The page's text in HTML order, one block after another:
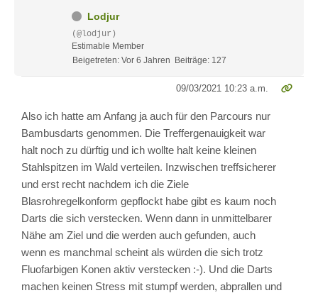
Lodjur
(@lodjur)
Estimable Member
Beigetreten: Vor 6 Jahren Beiträge: 127
09/03/2021 10:23 a.m.
Also ich hatte am Anfang ja auch für den Parcours nur
Bambusdarts genommen. Die Treffergenauigkeit war
halt noch zu dürftig und ich wollte halt keine kleinen
Stahlspitzen im Wald verteilen. Inzwischen treffsicherer
und erst recht nachdem ich die Ziele
Blasrohregelkonform gepflockt habe gibt es kaum noch
Darts die sich verstecken. Wenn dann in unmittelbarer
Nähe am Ziel und die werden auch gefunden, auch
wenn es manchmal scheint als würden die sich trotz
Fluofarbigen Konen aktiv verstecken :-). Und die Darts
machen keinen Stress mit stumpf werden, abprallen und